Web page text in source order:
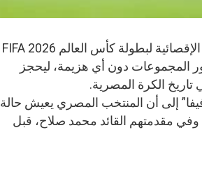
حقق منتخب مصر إنجازًا تاريخيًا بالتأهل إلى الأدوار الإقصائية لبطولة كأس العالم FIFA 2026
المجموعات دون أي هزيمة، ليحجز
إلى أن المنتخب المصري يعيش حالة
مقدمتهم القائد محمد صلاح، قبل